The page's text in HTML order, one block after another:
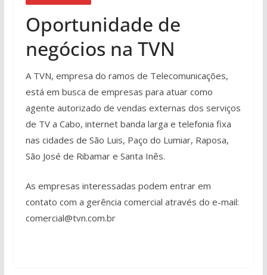
Oportunidade de
negócios na TVN
A TVN, empresa do ramos de Telecomunicações,
está em busca de empresas para atuar como
agente autorizado de vendas externas dos serviços
de TV a Cabo, internet banda larga e telefonia fixa
nas cidades de São Luis, Paço do Lumiar, Raposa,
São José de Ribamar e Santa Inês.
As empresas interessadas podem entrar em
contato com a gerência comercial através do e-mail:
comercial@tvn.com.br